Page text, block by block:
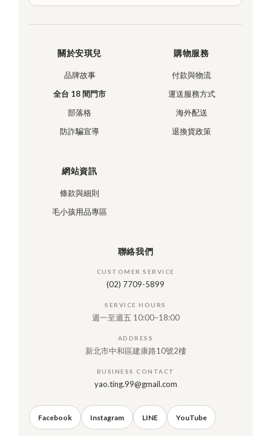
關於安琪兒
品牌故事
全台 18 間門市
部落格
防詐騙宣導
購物服務
付款與物流
運送服務方式
海外配送
退換貨政策
網站資訊
條款與細則
毛小孩用品專區
聯絡我們
CUSTOMER SERVICE
(02) 7709-5899
SERVICE HOURS
週一至週五 10:00–18:00
ADDRESS
新北市中和區建康路10號2樓
BUSINESS CONTACT
yao.ting.99@gmail.com
Facebook Instagram LINE YouTube